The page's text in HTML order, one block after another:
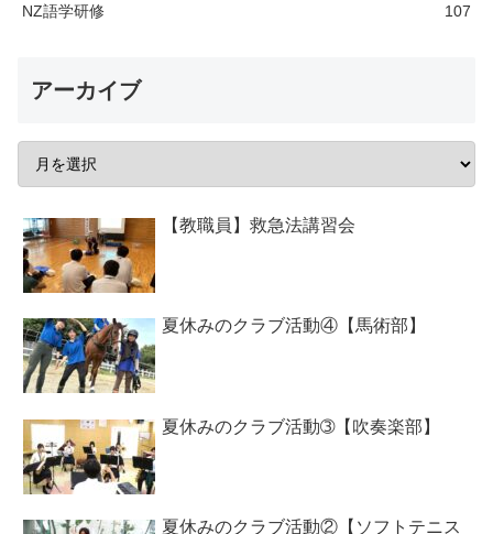
NZ語学研修 107
アーカイブ
【教職員】救急法講習会
夏休みのクラブ活動④【馬術部】
夏休みのクラブ活動➂【吹奏楽部】
夏休みのクラブ活動②【ソフトテニス